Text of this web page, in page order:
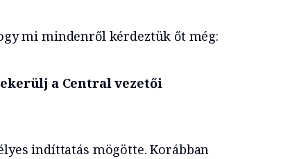
mi mindenről kérdeztük őt még:
a Central vezetői
indíttatás mögötte. Korábban